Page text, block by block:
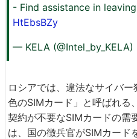
- Find assistance in leaving
HtEbsBZy
— KELA (@Intel_by_KELA)
ロシアでは、違法なサイバ
色のSIMカード」と呼ばれる
契約が不要なSIMカードの需
は、国の徴兵官がSIMカード